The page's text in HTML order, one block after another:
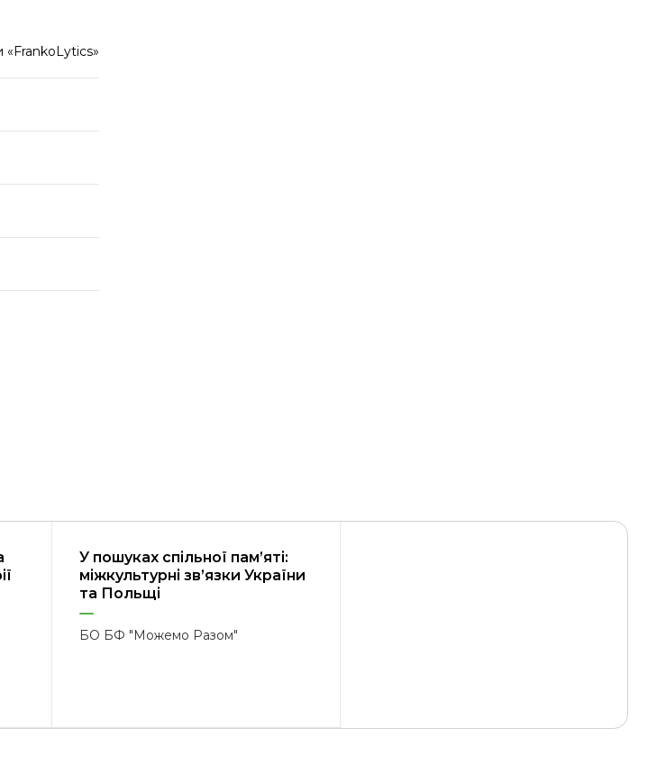
«FrankoLytics»
У пошуках спільної пам’яті:
міжкультурні зв’язки України
та Польщі
БО БФ "Можемо Разом"